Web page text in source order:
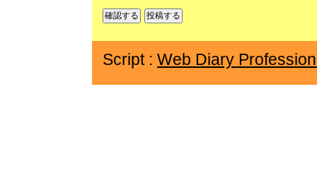
Script : Web Diary